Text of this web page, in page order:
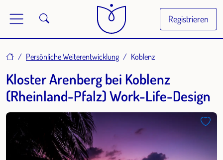
Registrieren
HomePersönliche Weiterentwicklung Koblenz
Kloster Arenberg bei Koblenz
(Rheinland-Pfalz) Work-Life-Design